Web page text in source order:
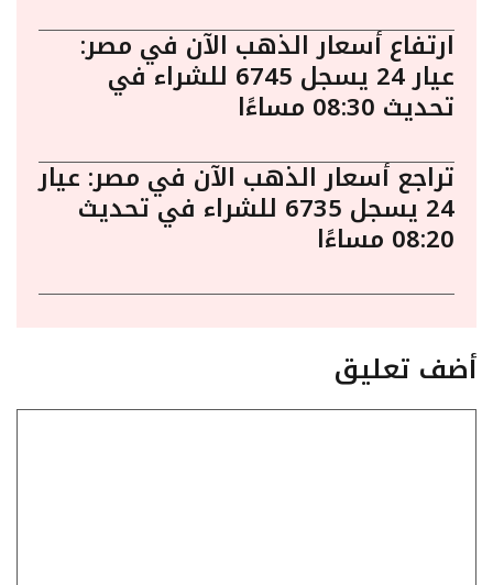
ارتفاع أسعار الذهب الآن في مصر:
عيار 24 يسجل 6745 للشراء في
تحديث 08:30 مساءًا
تراجع أسعار الذهب الآن في مصر: عيار
24 يسجل 6735 للشراء في تحديث
08:20 مساءًا
أضف تعليق